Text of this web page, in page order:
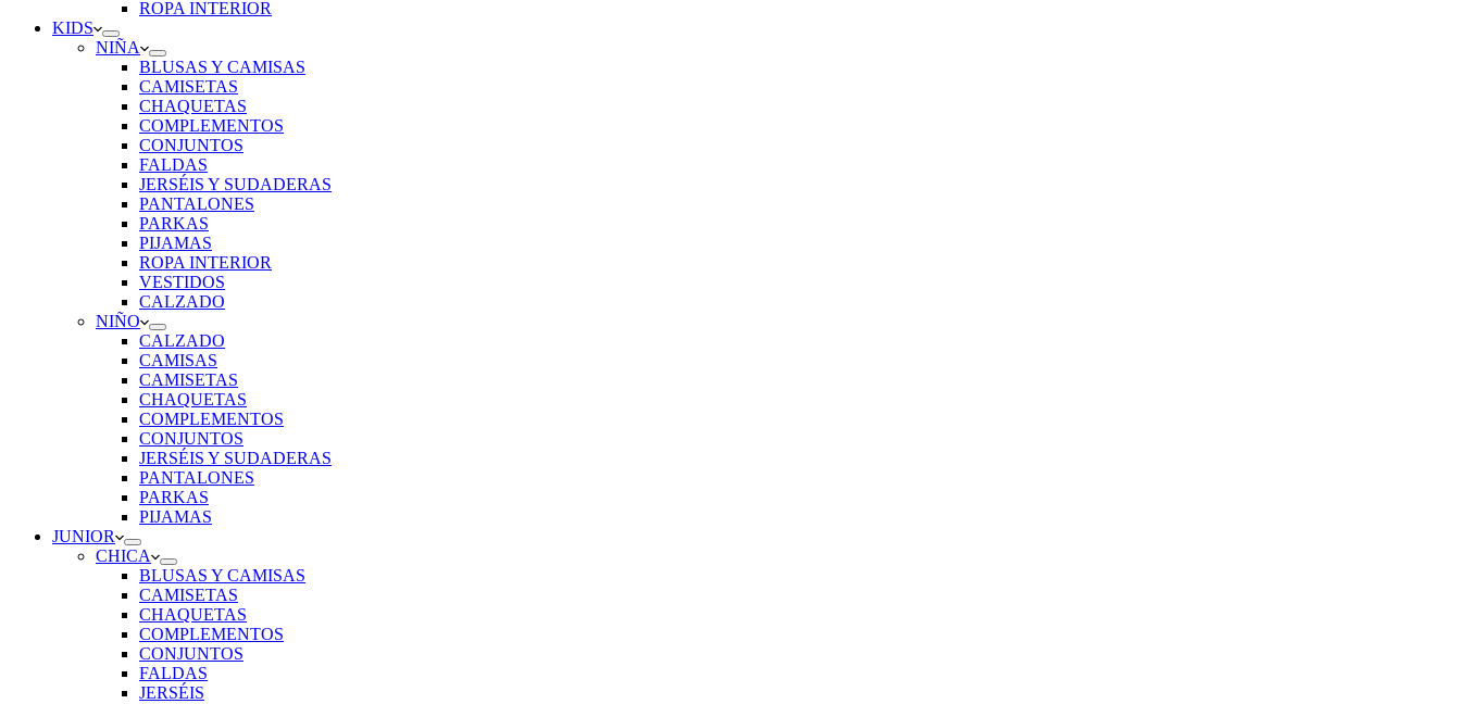
ROPA INTERIOR
KIDS
NIÑA
BLUSAS Y CAMISAS
CAMISETAS
CHAQUETAS
COMPLEMENTOS
CONJUNTOS
FALDAS
JERSÉIS Y SUDADERAS
PANTALONES
PARKAS
PIJAMAS
ROPA INTERIOR
VESTIDOS
CALZADO
NIÑO
CALZADO
CAMISAS
CAMISETAS
CHAQUETAS
COMPLEMENTOS
CONJUNTOS
JERSÉIS Y SUDADERAS
PANTALONES
PARKAS
PIJAMAS
JUNIOR
CHICA
BLUSAS Y CAMISAS
CAMISETAS
CHAQUETAS
COMPLEMENTOS
CONJUNTOS
FALDAS
JERSÉIS